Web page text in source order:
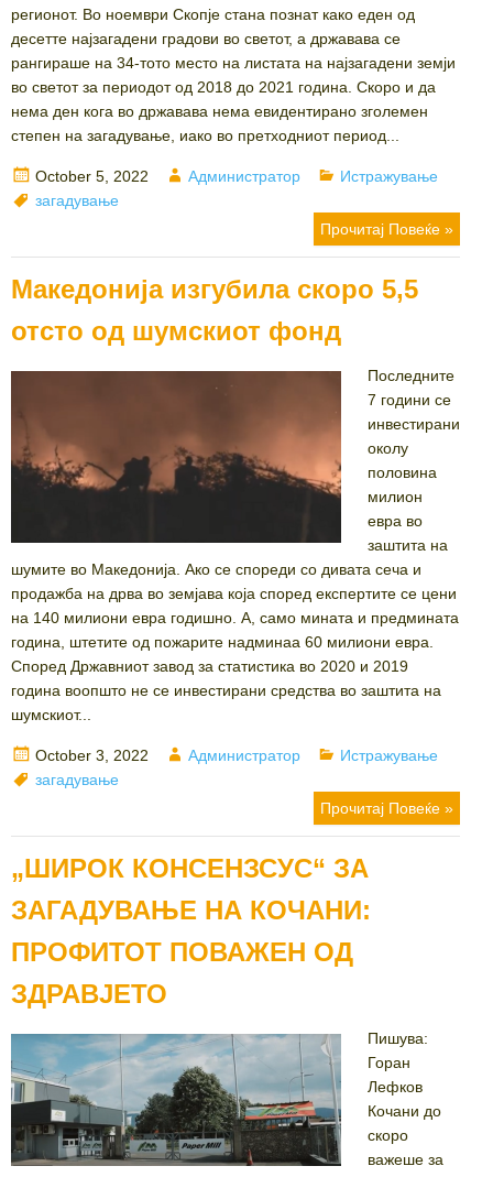
регионот. Во ноември Скопје стана познат како еден од
десетте најзагадени градови во светот, а државава се
рангираше на 34-тото место на листата на најзагадени земји
во светот за периодот од 2018 до 2021 година. Скоро и да
нема ден кога во државава нема евидентирано зголемен
степен на загадување, иако во претходниот период...
Posted
on
October 5, 2022 Author
Администратор Categories
Истражување
Tags
загадување
Прочитај Повеќе »
Mакедонија изгубила скоро 5,5
отсто од шумскиот фонд
Последните
7 години се
инвестирани
околу
половина
милион
евра во
заштита на
шумите во Македонија. Ако се спореди со дивата сеча и
продажба на дрва во земјава која според експертите се цени
на 140 милиони евра годишно. А, само мината и предмината
година, штетите од пожарите надминаа 60 милиони евра.
Според Државниот завод за статистика во 2020 и 2019
година воопшто не се инвестирани средства во заштита на
шумскиот...
Posted
on
October 3, 2022 Author
Администратор Categories
Истражување
Tags
загадување
Прочитај Повеќе »
„ШИРОК КОНСЕНЗСУС“ ЗА
ЗАГАДУВАЊЕ НА КОЧАНИ:
ПРОФИТОТ ПОВАЖЕН ОД
ЗДРАВЈЕТО
Пишува:
Горан
Лефков
Кочани до
скоро
важеше за